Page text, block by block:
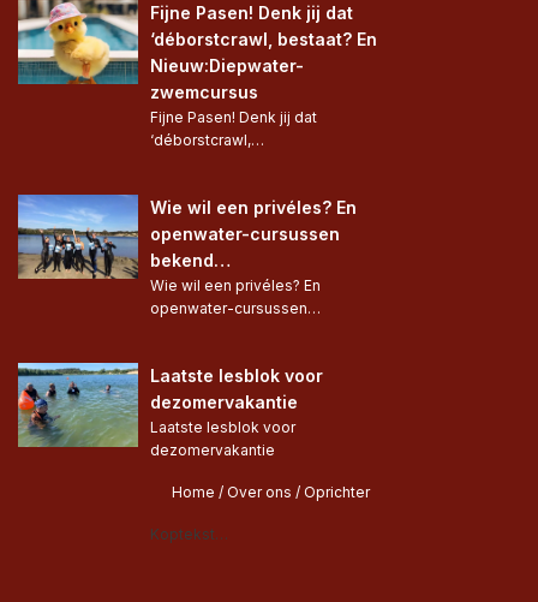
Fijne Pasen! Denk jij dat
‘déborstcrawl, bestaat? En
Nieuw:Diepwater-
zwemcursus
Fijne Pasen! Denk jij dat
‘déborstcrawl,…
Wie wil een privéles? En
openwater-cursussen
bekend…
Wie wil een privéles? En
openwater-cursussen…
Laatste lesblok voor
dezomervakantie
Laatste lesblok voor
dezomervakantie
Home / Over ons / Oprichter
Koptekst…